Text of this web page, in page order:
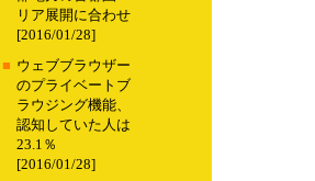
リア展開に合わせ
[2016/01/28]
■ ウェブブラウザー
のプライベートブ
ラウジング機能、
認知していた人は
23.1％
[2016/01/28]